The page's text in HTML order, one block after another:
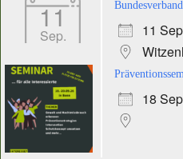
11
Sep.
11
18